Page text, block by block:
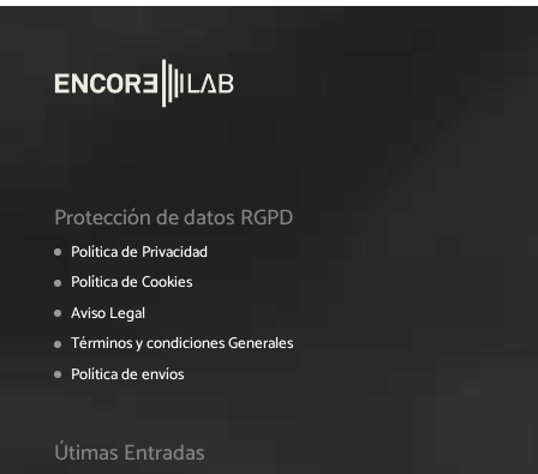
Protección de datos RGPD
Política de Privacidad
Política de Cookies
Aviso Legal
Términos y condiciones Generales
Política de envíos
Útimas Entradas